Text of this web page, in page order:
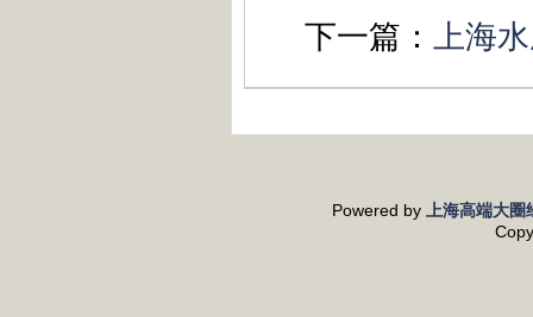
下一篇： 上海
Powered by
上海高端大圈